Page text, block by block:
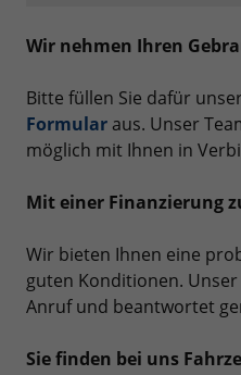
Wir nehmen Ihren
Bitte füllen Sie dafür unser
Formular aus. Unser
möglich mit Ihnen in
Mit einer Finanzierung
Wir bieten Ihnen eine
guten Konditionen.
Anruf und beantwortet
Sie finden bei uns